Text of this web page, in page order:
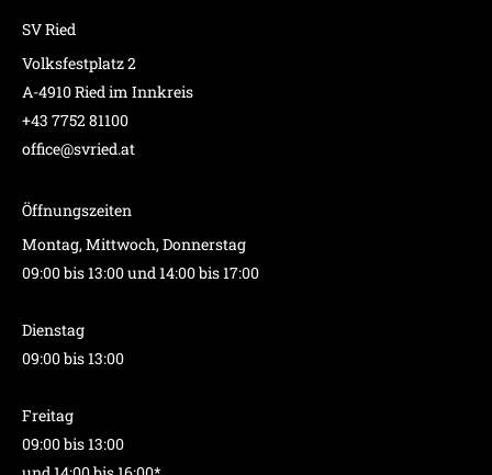
SV Ried
Volksfestplatz 2
A-4910 Ried im Innkreis
+43 7752 81100
office@svried.at
Öffnungszeiten
Montag, Mittwoch, Donnerstag
09:00 bis 13:00 und 14:00 bis 17:00
Dienstag
09:00 bis 13:00
Freitag
09:00 bis 13:00